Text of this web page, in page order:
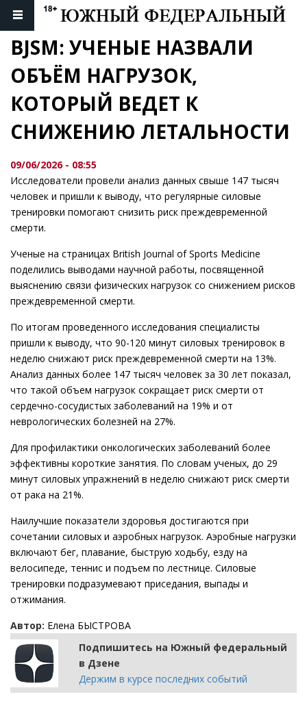
BJSM: УЧЕНЫЕ НАЗВАЛИ
ОБЪЁМ НАГРУЗОК,
КОТОРЫЙ ВЕДЕТ К
СНИЖЕНИЮ ЛЕТАЛЬНОСТИ
09/06/2026 - 08:55
Исследователи провели анализ данных свыше 147 тысяч
человек и пришли к выводу, что регулярные силовые
тренировки помогают снизить риск преждевременной
смерти.
Ученые на страницах British Journal of Sports Medicine
поделились выводами научной работы, посвященной
выяснению связи физических нагрузок со снижением рисков
преждевременной смерти.
По итогам проведенного исследования специалисты
пришли к выводу, что 90-120 минут силовых тренировок в
неделю снижают риск преждевременной смерти на 13%.
Анализ данных более 147 тысяч человек за 30 лет показал,
что такой объем нагрузок сокращает риск смерти от
сердечно-сосудистых заболеваний на 19% и от
неврологических болезней на 27%.
Для профилактики онкологических заболеваний более
эффективны короткие занятия. По словам ученых, до 29
минут силовых упражнений в неделю снижают риск смерти
от рака на 21%.
Наилучшие показатели здоровья достигаются при
сочетании силовых и аэробных нагрузок. Аэробные нагрузки
включают бег, плавание, быструю ходьбу, езду на
велосипеде, теннис и подъем по лестнице. Силовые
тренировки подразумевают приседания, выпады и
отжимания.
Автор: Елена БЫСТРОВА
Подпишитесь на Южный федеральный
в Дзене
Держим в курсе последних событий